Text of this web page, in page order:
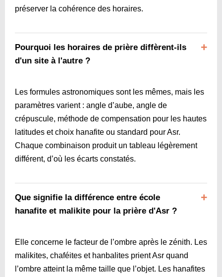
préserver la cohérence des horaires.
Pourquoi les horaires de prière diffèrent-ils
d'un site à l'autre ?
Les formules astronomiques sont les mêmes, mais les
paramètres varient : angle d’aube, angle de
crépuscule, méthode de compensation pour les hautes
latitudes et choix hanafite ou standard pour Asr.
Chaque combinaison produit un tableau légèrement
différent, d’où les écarts constatés.
Que signifie la différence entre école
hanafite et malikite pour la prière d'Asr ?
Elle concerne le facteur de l’ombre après le zénith. Les
malikites, chaféites et hanbalites prient Asr quand
l’ombre atteint la même taille que l’objet. Les hanafites